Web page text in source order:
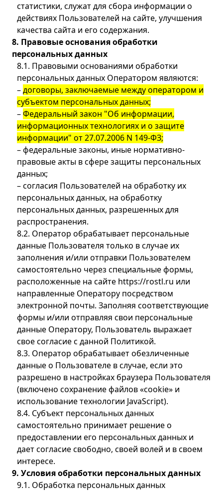
статистики, служат для сбора информации о
действиях Пользователей на сайте, улучшения
качества сайта и его содержания.
8. Правовые основания обработки
персональных данных
8.1. Правовыми основаниями обработки
персональных данных Оператором являются:
–договоры, заключаемые между оператором и
субъектом персональных данных;
–Федеральный закон "Об информации,
информационных технологиях и о защите
информации" от 27.07.2006 N 149-ФЗ;
– федеральные законы, иные нормативно-
правовые акты в сфере защиты персональных
данных;
– согласия Пользователей на обработку их
персональных данных, на обработку
персональных данных, разрешенных для
распространения.
8.2. Оператор обрабатывает персональные
данные Пользователя только в случае их
заполнения и/или отправки Пользователем
самостоятельно через специальные формы,
расположенные на сайте https://rostl.ru или
направленные Оператору посредством
электронной почты. Заполняя соответствующие
формы и/или отправляя свои персональные
данные Оператору, Пользователь выражает
свое согласие с данной Политикой.
8.3. Оператор обрабатывает обезличенные
данные о Пользователе в случае, если это
разрешено в настройках браузера Пользователя
(включено сохранение файлов «cookie» и
использование технологии JavaScript).
8.4. Субъект персональных данных
самостоятельно принимает решение о
предоставлении его персональных данных и
дает согласие свободно, своей волей и в своем
интересе.
9. Условия обработки персональных данных
9.1. Обработка персональных данных